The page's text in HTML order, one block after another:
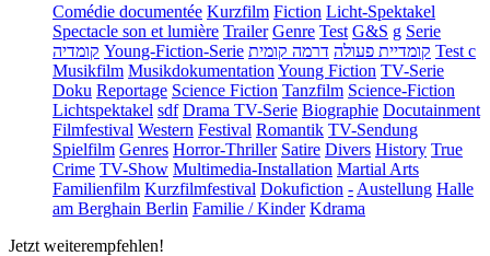
Comédie documentée Kurzfilm Fiction Licht-Spektakel
Spectacle son et lumière Trailer Genre Test G&S g Serie
קומדיה Young-Fiction-Serie קומדיית פעולה דרמה קומית
Test c
Musikfilm Musikdokumentation Young Fiction TV-Serie
Doku Reportage Science Fiction Tanzfilm Science-Fiction
Lichtspektakel sdf Drama TV-Serie Biographie Docutainment
Filmfestival Western Festival Romantik TV-Sendung
Spielfilm Genres Horror-Thriller Satire Divers History True
Crime TV-Show Multimedia-Installation Martial Arts
Familienfilm Kurzfilmfestival Dokufiction - Austellung Halle
am Berghain Berlin Familie / Kinder Kdrama
Jetzt weiterempfehlen!